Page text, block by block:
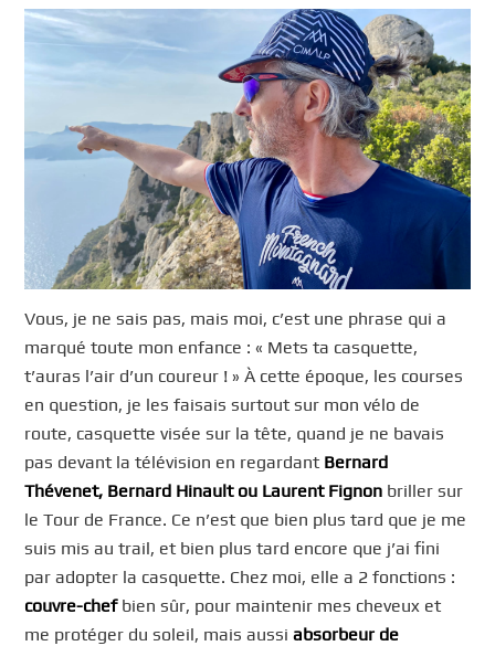
Vous, je ne sais pas, mais moi, c’est une phrase qui a
marqué toute mon enfance : « Mets ta casquette,
t’auras l’air d’un coureur ! » À cette époque, les courses
en question, je les faisais surtout sur mon vélo de
route, casquette visée sur la tête, quand je ne bavais
pas devant la télévision en regardant Bernard
Thévenet, Bernard Hinault ou Laurent Fignon briller sur
le Tour de France. Ce n’est que bien plus tard que je me
suis mis au trail, et bien plus tard encore que j’ai fini
par adopter la casquette. Chez moi, elle a 2 fonctions :
couvre-chef bien sûr, pour maintenir mes cheveux et
me protéger du soleil, mais aussiabsorbeur de